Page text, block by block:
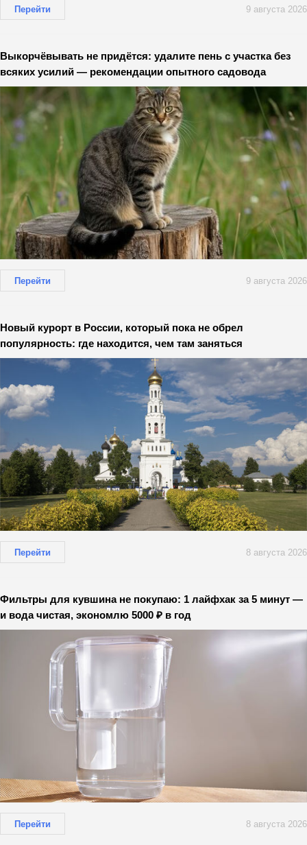
Перейти 9 августа 2026
Выкорчёвывать не придётся: удалите пень с участка без
всяких усилий — рекомендации опытного садовода
Перейти 9 августа 2026
Новый курорт в России, который пока не обрел
популярность: где находится, чем там заняться
Перейти 8 августа 2026
Фильтры для кувшина не покупаю: 1 лайфхак за 5 минут —
и вода чистая, экономлю 5000 ₽ в год
Перейти 8 августа 2026